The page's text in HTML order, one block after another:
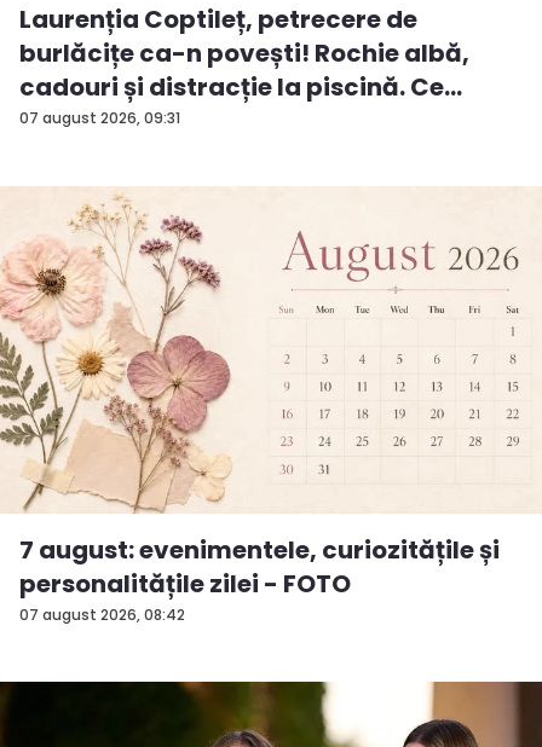
07 august 2026, 09:31
Laurenția Coptileț, petrecere de
burlăcițe ca-n povești! Rochie albă,
cadouri și distracție la piscină. Ce
surp...
07 august 2026, 08:42
7 august: evenimentele, curiozitățile și
personalitățile zilei - FOTO